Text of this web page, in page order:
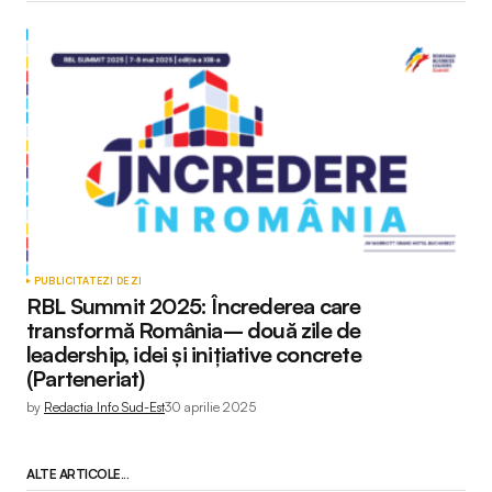
PUBLICITATEZI DE ZI
RBL Summit 2025: Încrederea care
transformă România– două zile de
leadership, idei și inițiative concrete
(Parteneriat)
by Redactia Info Sud-Est30 aprilie 2025
ALTE ARTICOLE...